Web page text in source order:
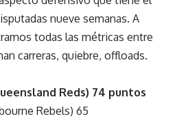
nueve semanas. A
todas las métricas entre
carreras, quiebre, offloads.
Reds) 74 puntos
Rebels) 65